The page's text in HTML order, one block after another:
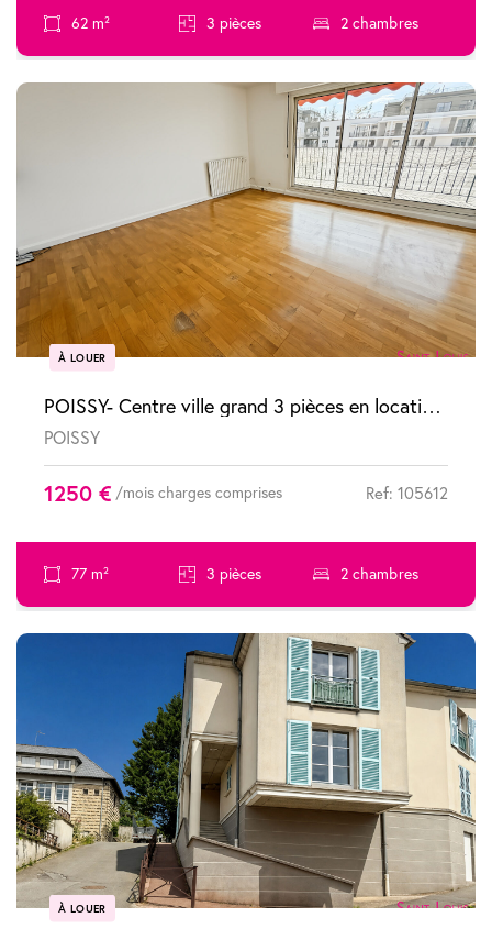
62 m² 3 pièces 2 chambres
À LOUER
POISSY- Centre ville grand 3 pièces en location courte durée.
POISSY
1250 € /mois charges comprises Ref: 105612
77 m² 3 pièces 2 chambres
À LOUER